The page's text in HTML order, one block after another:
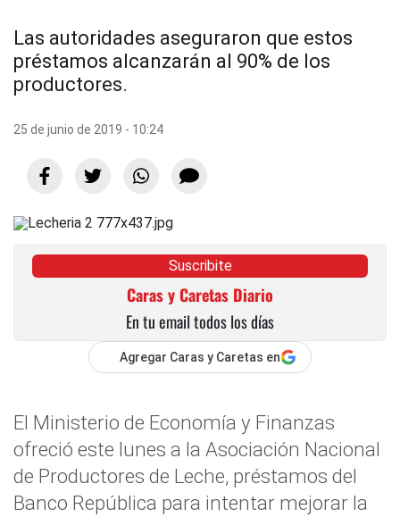
Las autoridades aseguraron que estos
préstamos alcanzarán al 90% de los
productores.
25 de junio de 2019 - 10:24
Suscribite
Caras y Caretas Diario
En tu email todos los días
Agregar Caras y Caretas en
El Ministerio de Economía y Finanzas
ofreció este lunes a la Asociación Nacional
de Productores de Leche, préstamos del
Banco República para intentar mejorar la